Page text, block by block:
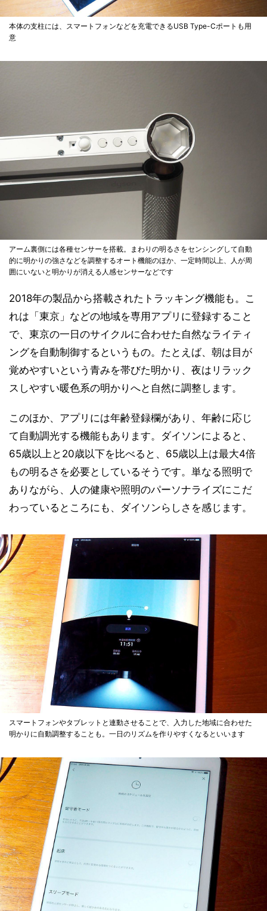
本体の支柱には、スマートフォンなどを充電できるUSB Type-Cポートも用
意
アーム裏側には各種センサーを搭載。まわりの明るさをセンシングして自動
的に明かりの強さなどを調整するオート機能のほか、一定時間以上、人が周
囲にいないと明かりが消える人感センサーなどです
2018年の製品から搭載されたトラッキング機能も。こ
れは「東京」などの地域を専用アプリに登録すること
で、東京の一日のサイクルに合わせた自然なライティ
ングを自動制御するというもの。たとえば、朝は目が
覚めやすいという青みを帯びた明かり、夜はリラック
スしやすい暖色系の明かりへと自然に調整します。
このほか、アプリには年齢登録欄があり、年齢に応じ
て自動調光する機能もあります。ダイソンによると、
65歳以上と20歳以下を比べると、65歳以上は最大4倍
もの明るさを必要としているそうです。単なる照明で
ありながら、人の健康や照明のパーソナライズにこだ
わっているところにも、ダイソンらしさを感じます。
スマートフォンやタブレットと連動させることで、入力した地域に合わせた
明かりに自動調整することも。一日のリズムを作りやすくなるといいます